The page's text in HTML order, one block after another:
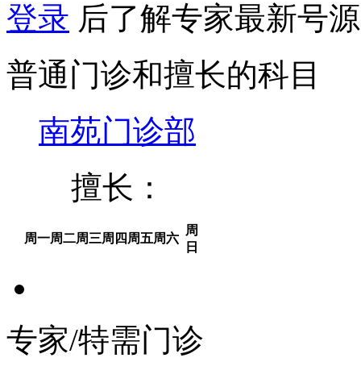
登录 后了解专家最新号
普通门诊和擅长的科目
南苑门诊部
擅长：
周一周二周三周四 周五周六
周
日
专家/特需门诊